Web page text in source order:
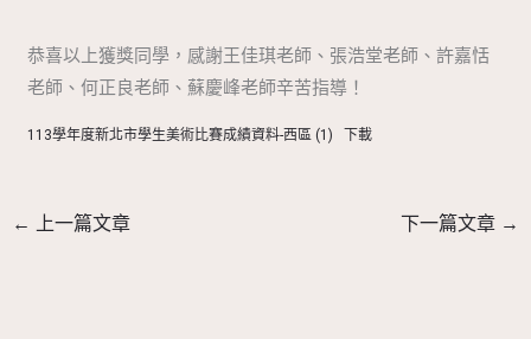
恭喜以上獲獎同學，感謝王佳琪老師、張浩堂老師、許嘉恬
老師、何正良老師、蘇慶峰老師辛苦指導！
113學年度新北市學生美術比賽成績資料-西區 (1) 下載
← 上一篇文章 下一篇文章 →